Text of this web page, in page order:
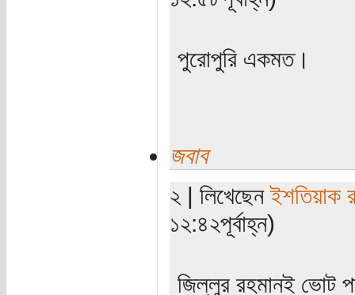
পুরোপুরি একমত।
জবাব
২ | লিখেছেনইশতিয়াক
১২:৪২পূর্বাহ্ন)
জিল্লুর রহমানই ভোট